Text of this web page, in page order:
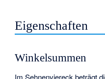
Eigenschaften
Winkelsummen
Im Sehnenviereck beträgt